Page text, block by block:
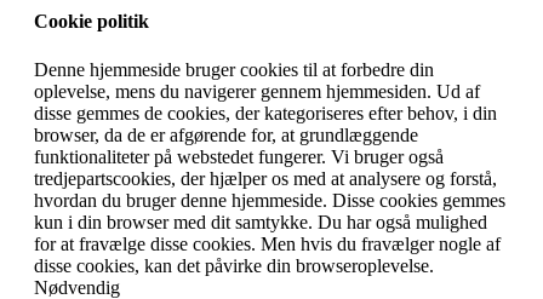
Cookie politik
Denne hjemmeside bruger cookies til at forbedre din
oplevelse, mens du navigerer gennem hjemmesiden. Ud af
disse gemmes de cookies, der kategoriseres efter behov, i din
browser, da de er afgørende for, at grundlæggende
funktionaliteter på webstedet fungerer. Vi bruger også
tredjepartscookies, der hjælper os med at analysere og forstå,
hvordan du bruger denne hjemmeside. Disse cookies gemmes
kun i din browser med dit samtykke. Du har også mulighed
for at fravælge disse cookies. Men hvis du fravælger nogle af
disse cookies, kan det påvirke din browseroplevelse.
Nødvendig